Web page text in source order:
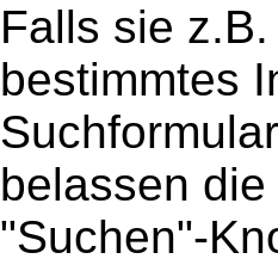
Falls sie
bestimmtes
belassen
"Suchen"-